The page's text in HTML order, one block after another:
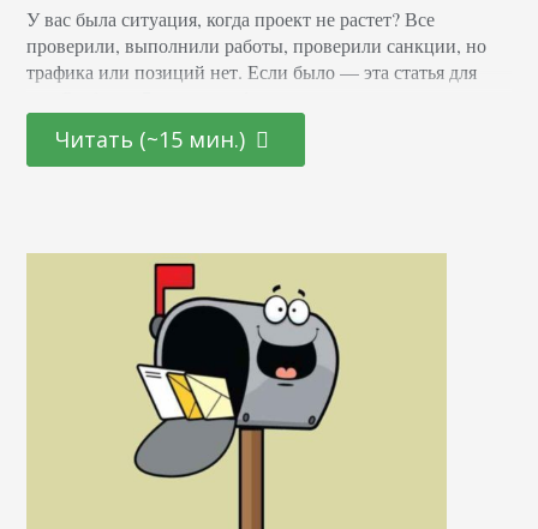
У вас была ситуация, когда проект не растет? Все
проверили, выполнили работы, проверили санкции, но
трафика или позиций нет. Если было — эта статья для
стагнации проекта. Будем копаться в отчетах Google
Analytics и искать варианты дальнейшего развития сайта.
Читать (~15 мин.)